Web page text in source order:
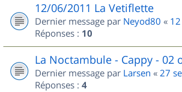
12/06/2011 La Vetiflette
Dernier message par Neyod80 «
Réponses : 10
La Noctambule - Cappy - 02
Dernier message par Larsen « 27
Réponses : 4